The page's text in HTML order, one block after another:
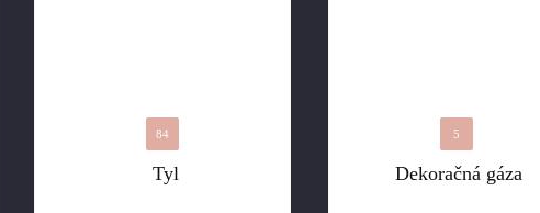
Tyl
84
Dekoračná gáza
5